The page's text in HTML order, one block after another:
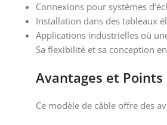
Connexions pour systèmes
Installation dans des tableaux
Applications industrielles où
Sa flexibilité et sa conception
Avantages et Points
Ce modèle de câble offre des